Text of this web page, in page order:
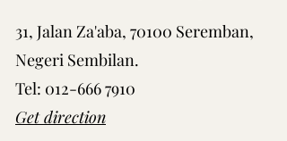
31, Jalan Za'aba, 70100 Seremban,
Negeri Sembilan.
Tel: 012-666 7910
Get direction